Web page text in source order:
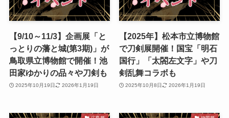
【9/10～11/3】企画展「と
っとりの藩と城(第3期)」が
鳥取県立博物館で開催！池
田家ゆかりの品々や刀剣も
2025年10月19日 2026年1月19日
【2025年】松本市立博物館
で刀剣展開催！国宝「明石
国行」「太閤左文字」や刀
剣乱舞コラボも
2025年10月8日 2026年1月19日